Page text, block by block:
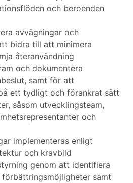
och beroenden
avvägningar och
bidra till att minimera
återanvändning
och dokumentera
samt för att
ett tydligt och förankrat sätt
såsom utvecklingsteam,
och
implementeras enligt
och kravbild
genom att identifiera
samt